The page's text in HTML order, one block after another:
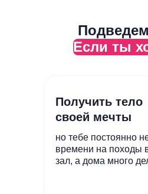
Если ты
Получить тело
своей мечты
но тебе постоянно
времени на походы
зал, а дома много